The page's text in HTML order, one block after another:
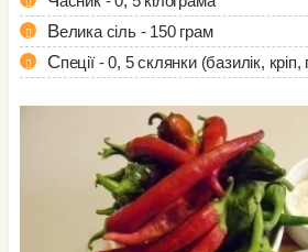
Велика сіль - 150 грам
Спеції - 0, 5 склянки (базилік,